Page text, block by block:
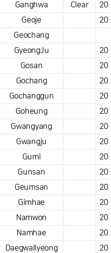
Ganghwa
Clear 20
Geoje
20
Geochang
GyeongJu
20
Gosan
20
Gochang
20
Gochanggun
20
Goheung
20
Gwangyang
20
Gwangju
20
Gumi
20
Gunsan
20
Geumsan
20
Gimhae
20
Namwon
20
Namhae
20
Daegwallyeong
20